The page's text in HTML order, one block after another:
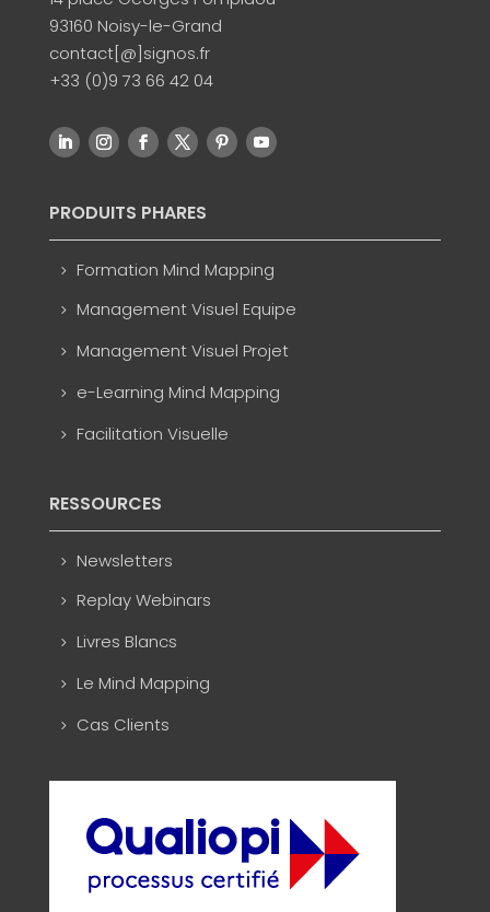
93160 Noisy-le-Grand
contact[@]signos.fr
+33 (0)9 73 66 42 04
PRODUITS PHARES
Formation Mind Mapping
Management Visuel Equipe
Management Visuel Projet
e-Learning Mind Mapping
Facilitation Visuelle
RESSOURCES
Newsletters
Replay Webinars
Livres Blancs
Le Mind Mapping
Cas Clients